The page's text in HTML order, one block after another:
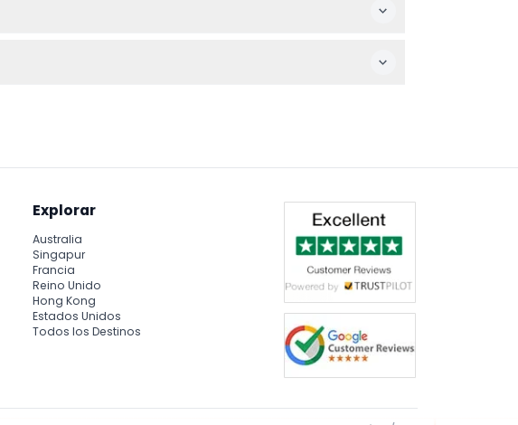
Explorar
Australia
Singapur
Francia
Reino Unido
Hong Kong
Estados Unidos
Todos los Destinos